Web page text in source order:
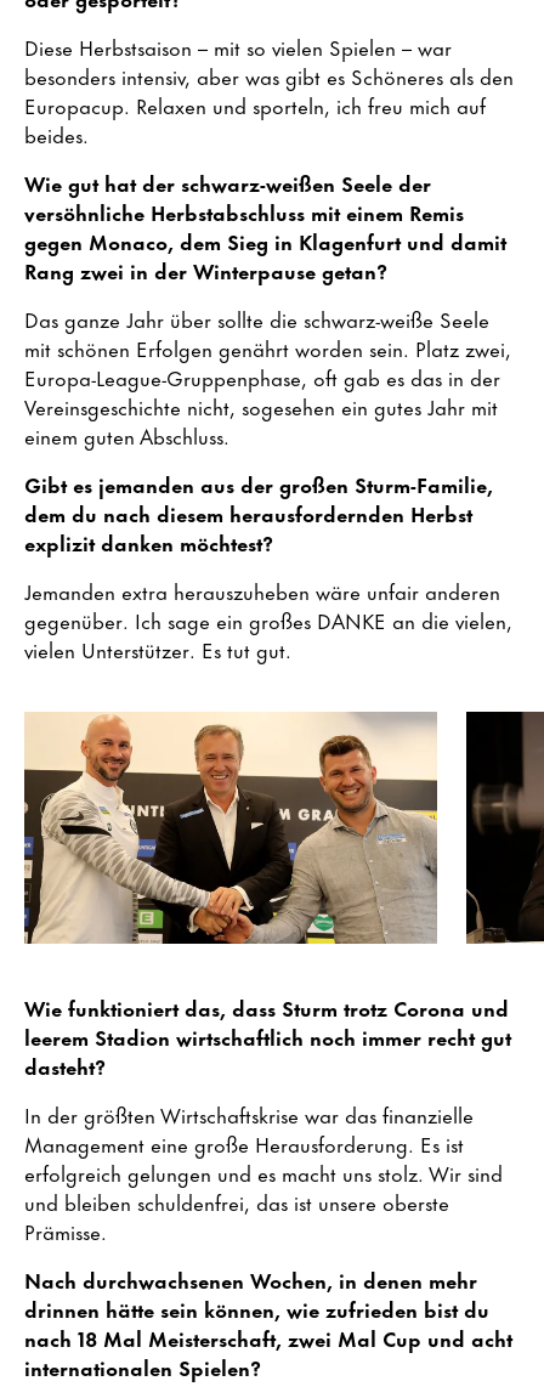
Diese Herbstsaison – mit so vielen Spielen – war
besonders intensiv, aber was gibt es Schöneres als den
Europacup. Relaxen und sporteln, ich freu mich auf
beides.
Wie gut hat der schwarz-weißen Seele der
versöhnliche Herbstabschluss mit einem Remis
gegen Monaco, dem Sieg in Klagenfurt und damit
Rang zwei in der Winterpause getan?
Das ganze Jahr über sollte die schwarz-weiße Seele
mit schönen Erfolgen genährt worden sein. Platz zwei,
Europa-League-Gruppenphase, oft gab es das in der
Vereinsgeschichte nicht, sogesehen ein gutes Jahr mit
einem guten Abschluss.
Gibt es jemanden aus der großen Sturm-Familie,
dem du nach diesem herausfordernden Herbst
explizit danken möchtest?
Jemanden extra herauszuheben wäre unfair anderen
gegenüber. Ich sage ein großes DANKE an die vielen,
vielen Unterstützer. Es tut gut.
Wie funktioniert das, dass Sturm trotz Corona und
leerem Stadion wirtschaftlich noch immer recht gut
dasteht?
In der größten Wirtschaftskrise war das finanzielle
Management eine große Herausforderung. Es ist
erfolgreich gelungen und es macht uns stolz. Wir sind
und bleiben schuldenfrei, das ist unsere oberste
Prämisse.
Nach durchwachsenen Wochen, in denen mehr
drinnen hätte sein können, wie zufrieden bist du
nach 18 Mal Meisterschaft, zwei Mal Cup und acht
internationalen Spielen?